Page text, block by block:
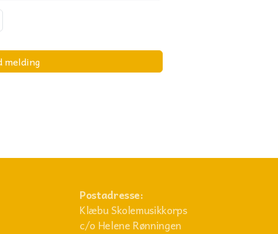
melding
Postadresse:
Klæbu Skolemusikkorps
c/o Helene Rønningen